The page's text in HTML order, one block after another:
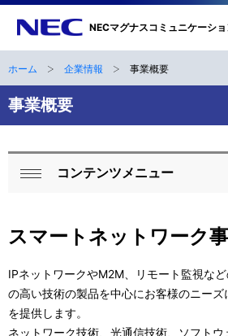
NECマグナスコミュニケーシ
ナ
ビ
ゲ
ー
ン
B
r
c
u
m
ホーム 企業情報 事業概要
事業概要
ロ
カ
ル
ナ
ビ
る
コンテンツメニュー
スマートネットワーク
IPネットワークやM2M、リモート監視な
の高い技術の製品を中心にお客様のニー
を提供します。
ネットワーク技術、光通信技術、ソフト